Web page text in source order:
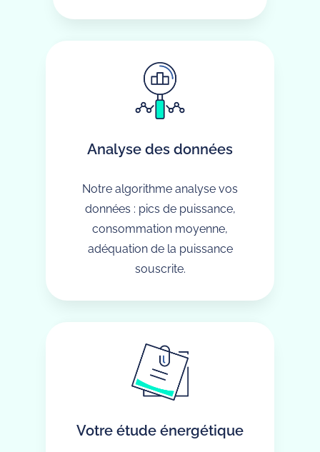
Analyse des données
Notre algorithme analyse vos
données : pics de puissance,
consommation moyenne,
adéquation de la puissance
souscrite.
Votre étude énergétique